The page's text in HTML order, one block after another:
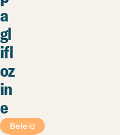
a
gl
ifl
oz
in
e
Beleid